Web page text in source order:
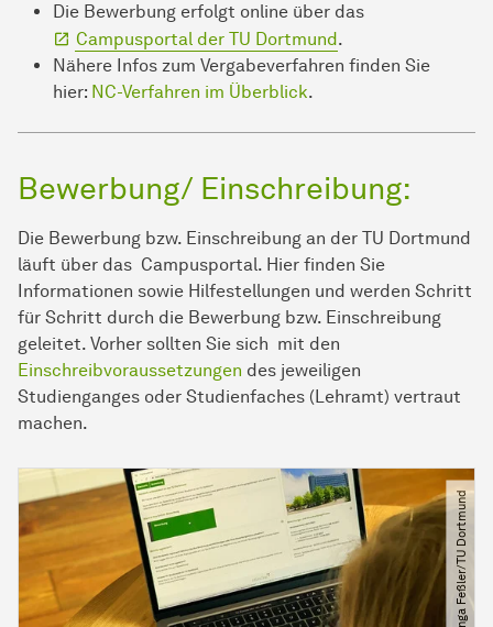
Die Bewerbung erfolgt online über das
Campusportal der TU Dortmund.
Nähere Infos zum Vergabeverfahren finden Sie
hier: NC-Verfahren im Überblick.
Bewerbung/ Einschreibung:
Die Bewerbung bzw. Einschreibung an der TU Dortmund
läuft über das Campusportal. Hier finden Sie
Informationen sowie Hilfestellungen und werden Schritt
für Schritt durch die Bewerbung bzw. Einschreibung
geleitet. Vorher sollten Sie sich mit den
Einschreibvoraussetzungen des jeweiligen
Studienganges oder Studienfaches (Lehramt) vertraut
machen.
© Inga Feßler​/​TU Dortmund